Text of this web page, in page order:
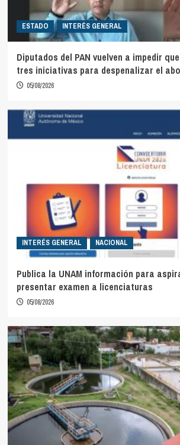
ESTADO INTERÉS GENERAL
Diputados del PAN vuelven a impedir
tres iniciativas para despenalizar el
05/08/2026
INTERÉS GENERAL NACIONAL
Publica la UNAM información para
presentar examen a licenciaturas
05/08/2026